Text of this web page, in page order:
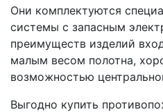
Они комплектуются
системы с запасным
преимуществ изделий
малым весом полотна,
возможностью
Выгодно купить